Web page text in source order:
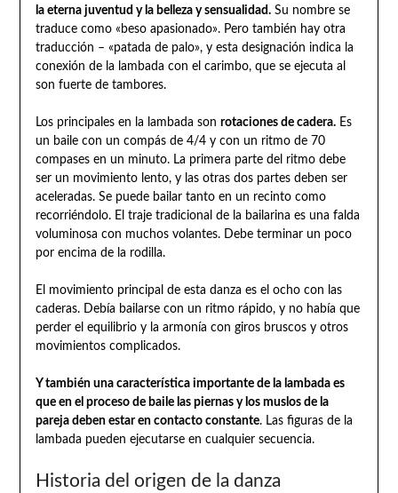
la eterna juventud y la belleza y sensualidad.Su nombre se
traduce como «beso apasionado». Pero también hay otra
traducción – «patada de palo», y esta designación indica la
conexión de la lambada con el carimbo, que se ejecuta al
son fuerte de tambores.
Los principales en la lambada son rotaciones de cadera.Es
un baile con un compás de 4/4 y con un ritmo de 70
compases en un minuto. La primera parte del ritmo debe
ser un movimiento lento, y las otras dos partes deben ser
aceleradas. Se puede bailar tanto en un recinto como
recorriéndolo. El traje tradicional de la bailarina es una falda
voluminosa con muchos volantes. Debe terminar un poco
por encima de la rodilla.
El movimiento principal de esta danza es el ocho con las
caderas. Debía bailarse con un ritmo rápido, y no había que
perder el equilibrio y la armonía con giros bruscos y otros
movimientos complicados.
Y también una característica importante de la lambada es
que en el proceso de baile las piernas y los muslos de la
pareja deben estar en contacto constante. Las figuras de la
lambada pueden ejecutarse en cualquier secuencia.
Historia del origen de la danza